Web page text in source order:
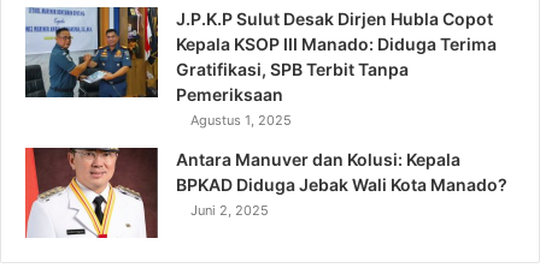
J.P.K.P Sulut Desak Dirjen Hubla Copot
Kepala KSOP III Manado: Diduga Terima
Gratifikasi, SPB Terbit Tanpa
Pemeriksaan
Agustus 1, 2025
Antara Manuver dan Kolusi: Kepala
BPKAD Diduga Jebak Wali Kota Manado?
Juni 2, 2025